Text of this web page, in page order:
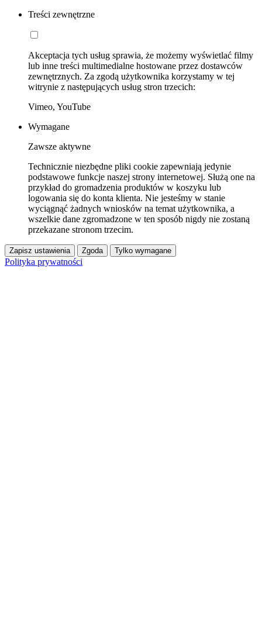
Treści zewnętrzne
Akceptacja tych usług sprawia, że możemy wyświetlać filmy
lub inne treści multimedialne hostowane przez dostawców
zewnętrznych. Za zgodą użytkownika korzystamy w tej
witrynie z następujących usług stron trzecich:
Vimeo, YouTube
Wymagane
Zawsze aktywne
Technicznie niezbędne pliki cookie zapewniają jedynie
podstawowe funkcje naszej strony internetowej. Służą one na
przykład do gromadzenia produktów w koszyku lub
logowania się do konta klienta. Nie jesteśmy w stanie
wyciągnąć żadnych wniosków na temat użytkownika, a
wszelkie dane zgromadzone w ten sposób nigdy nie zostaną
przekazane stronom trzecim.
Zapisz ustawienia Zgoda Tylko wymagane
Polityka prywatności